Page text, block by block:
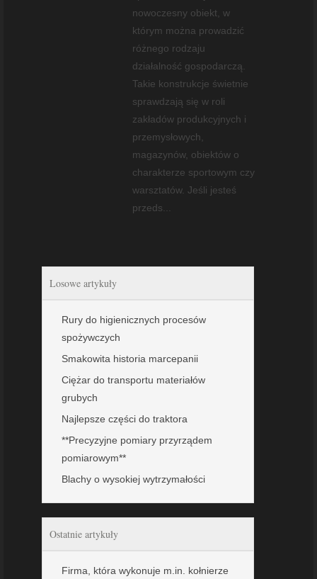
nowoczesny obiekt, w
którym można prowadzić
różnego rodzaju
działalność gospodarczą.
Takie konstrukcje świetnie
sprawdzają się w roli
zakładów produkcyjnych i
przemysłowych,
magazynów, obiektów o
charakterze sportowym czy
warsztatów. Jeśli jesteś
przeds...
Losowe artykuły
Rury do higienicznych procesów
spożywczych
Smakowita historia marcepanii
Ciężar do transportu materiałów
grubych
Najlepsze części do traktora
**Precyzyjne pomiary przyrządem
pomiarowym**
Blachy o wysokiej wytrzymałości
Ostatnie artykuły
Firma, która wykonuje m.in. kołnierze